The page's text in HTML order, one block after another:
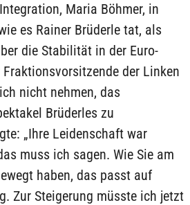
Maria Böhmer, in
es Rainer Brüderle tat, als
die Stabilität in der Euro-
der Linken
nicht nehmen, das
Brüderles zu
„Ihre Leidenschaft war
muss ich sagen. Wie Sie am
haben, das passt auf
Zur Steigerung müsste ich jetzt